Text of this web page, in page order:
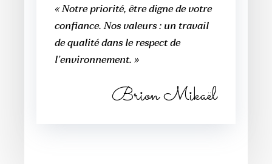
« Notre priorité, être digne de votre
confiance. Nos valeurs : un travail
de qualité dans le respect de
l’environnement. »
Brion Mikaël